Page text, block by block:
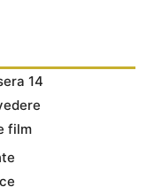
14
film